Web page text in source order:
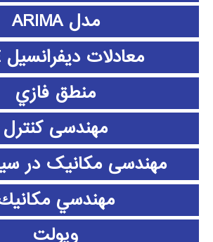
مدل ARIMA
معادلات دیفرانسیل ODE
منطق فازي
مهندسی کنترل
مهندسی مکانیک در
مهندسي
ویولت